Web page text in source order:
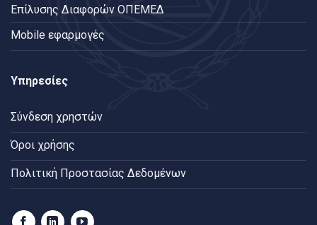
Επίλυσης Διαφορών ΟΠΕΜΕΔ
Mobile εφαρμογές
Υπηρεσίες
Σύνδεση χρηστών
Όροι χρήσης
Πολιτική Προστασίας Δεδομένων